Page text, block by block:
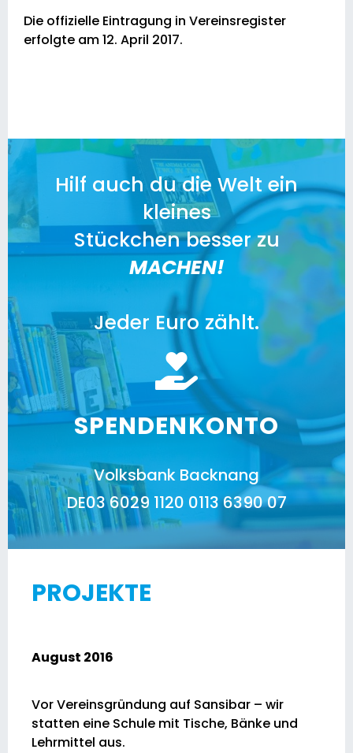
Die offizielle Eintragung in Vereinsregister
erfolgte am 12. April 2017.
Hilf auch du die Welt ein
kleines
Stückchen besser zu
MACHEN!
Jeder Euro zählt.
SPENDENKONTO
Volksbank Backnang
DE03 6029 1120 0113 6390 07
PROJEKTE
August 2016
Vor Vereinsgründung auf Sansibar – wir
statten eine Schule mit Tische, Bänke und
Lehrmittel aus.